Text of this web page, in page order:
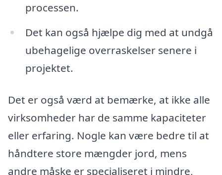
processen.
Det kan også hjælpe dig med at undgå
ubehagelige overraskelser senere i
projektet.
Det er også værd at bemærke, at ikke alle
virksomheder har de samme kapaciteter
eller erfaring. Nogle kan være bedre til at
håndtere store mængder jord, mens
andre måske er specialiseret i mindre,